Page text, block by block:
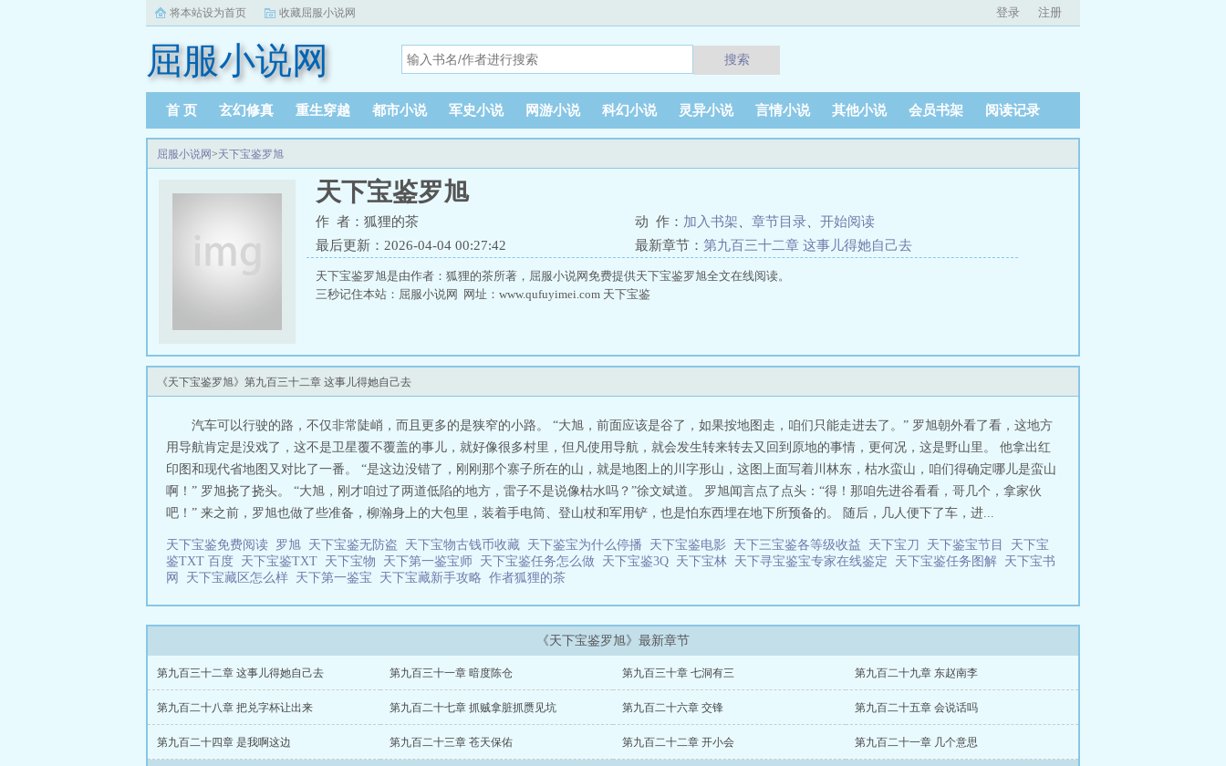
将本站设为首页 收藏屈服小说网 登录 注册
屈服小说网 搜索
首 页 玄幻修真 重生穿越 都市小说 军史小说 网游小说 科幻小说 灵异小说 言情小说 其他小说 会员书架 阅读记录
屈服小说网>天下宝鉴罗旭
天下宝鉴罗旭
作 者：狐狸的茶 动 作： 加入书架 章节目录
开始阅读
最后更新：2026-04-04 00:27:42
最新章节： 第九百三十二章 这事儿得她自己去
天下宝鉴罗旭是由作者：狐狸的茶所著，屈服小说网免费提供天下宝鉴罗旭全文在线阅读。
三秒记住本站：屈服小说网 网址：www.qufuyimei.com 天下宝鉴
《天下宝鉴罗旭》第九百三十二章 这事儿得她自己去
汽车可以行驶的路，不仅非常陡峭，而且更多的是狭窄的小路。 “大旭，前面应该是谷了，如果按地图走，咱们只能走进去了。” 罗旭朝外看了看，这地方
用导航肯定是没戏了，这不是卫星覆不覆盖的事儿，就好像很多村里，但凡使用导航，就会发生转来转去又回到原地的事情，更何况，这是野山里。 他拿出红
印图和现代省地图又对比了一番。 “是这边没错了，刚刚那个寨子所在的山，就是地图上的川字形山，这图上面写着川林东，枯水蛮山，咱们得确定哪儿是蛮山
啊！” 罗旭挠了挠头。 “大旭，刚才咱过了两道低陷的地方，雷子不是说像枯水吗？”徐文斌道。 罗旭闻言点了点头：“得！那咱先进谷看看，哥几个，拿家伙
吧！” 来之前，罗旭也做了些准备，柳瀚身上的大包里，装着手电筒、登山杖和军用铲，也是怕东西埋在地下所预备的。 随后，几人便下了车，进...
天下宝鉴免费阅读 罗旭 天下宝鉴无防盗 天下宝物古钱币收藏 天下鉴宝为什么停播 天下宝鉴电影 天下三宝鉴各等级收益 天下宝刀 天下鉴宝节目 天下宝
鉴TXT 百度 天下宝鉴TXT 天下宝物 天下第一鉴宝师 天下宝鉴任务怎么做 天下宝鉴3Q 天下宝林 天下寻宝鉴宝专家在线鉴定 天下宝鉴任务图解 天下宝书
网 天下宝藏区怎么样 天下第一鉴宝 天下宝藏新手攻略 作者狐狸的茶
《天下宝鉴罗旭》最新章节
第九百三十二章 这事儿得她自己去 第九百三十一章 暗度陈仓 第九百三十章 七洞有三 第九百二十九章 东赵南李
第九百二十八章 把兑字杯让出来 第九百二十七章 抓贼拿脏抓赝见坑 第九百二十六章 交锋 第九百二十五章 会说话吗
第九百二十四章 是我啊这边 第九百二十三章 苍天保佑 第九百二十二章 开小会 第九百二十一章 几个意思